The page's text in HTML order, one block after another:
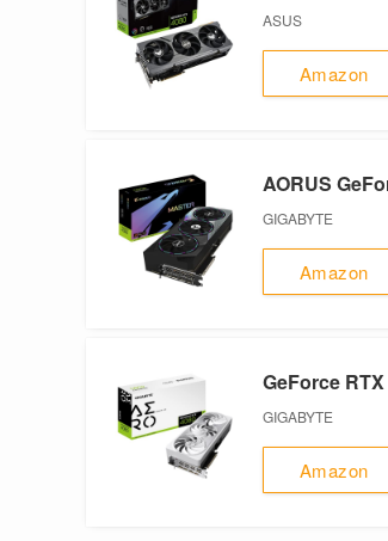
ASUS
Amazon
AORUS
GIGABYTE
Amazon
GeForce
GIGABYTE
Amazon